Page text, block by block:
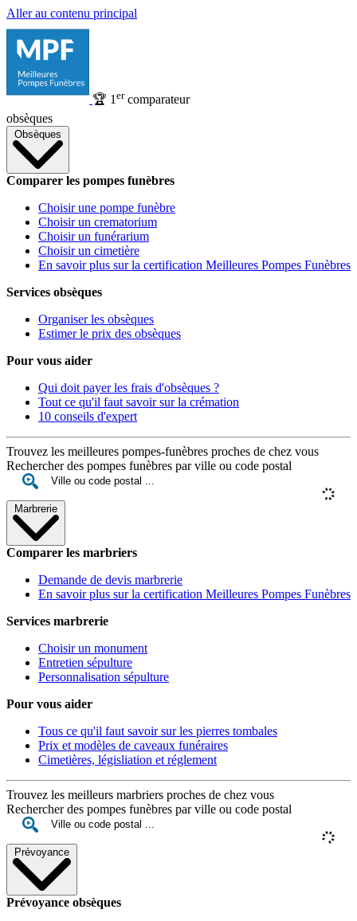
Aller au contenu principal
🏆 1 ercomparateur
obsèques
Obsèques
Comparer les pompes funèbres
Choisir une pompe funèbre
Choisir un crematorium
Choisir un funérarium
Choisir un cimetière
En savoir plus sur la certification Meilleures Pompes Funèbres
Services obsèques
Organiser les obsèques
Estimer le prix des obsèques
Pour vous aider
Qui doit payer les frais d'obsèques ?
Tout ce qu'il faut savoir sur la crémation
10 conseils d'expert
Trouvez les meilleures pompes-funèbres proches de chez vous
Rechercher des pompes funèbres par ville ou code postal
Marbrerie
Comparer les marbriers
Demande de devis marbrerie
En savoir plus sur la certification Meilleures Pompes Funèbres
Services marbrerie
Choisir un monument
Entretien sépulture
Personnalisation sépulture
Pour vous aider
Tous ce qu'il faut savoir sur les pierres tombales
Prix et modèles de caveaux funéraires
Cimetières, législiation et réglement
Trouvez les meilleurs marbriers proches de chez vous
Rechercher des pompes funèbres par ville ou code postal
Prévoyance
Prévoyance obsèques